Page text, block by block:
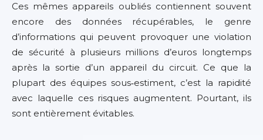
Ces mêmes appareils oubliés contiennent souvent
encore des données récupérables, le genre
d’informations qui peuvent provoquer une violation
de sécurité à plusieurs millions d’euros longtemps
après la sortie d’un appareil du circuit. Ce que la
plupart des équipes sous‑estiment, c’est la rapidité
avec laquelle ces risques augmentent. Pourtant, ils
sont entièrement évitables.